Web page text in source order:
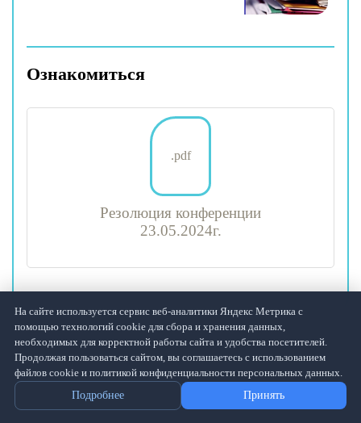
Ознакомиться
.pdf
Резолюция конференции
23.05.2024г.
На сайте используется сервис веб-аналитики Яндекс Метрика с
помощью технологий cookie для сбора и хранения данных,
необходимых для корректной работы сайта и удобства посетителей.
Продолжая пользоваться сайтом, вы соглашаетесь с использованием
файлов cookie и политикой конфиденциальности персональных данных.
Подробнее Принять